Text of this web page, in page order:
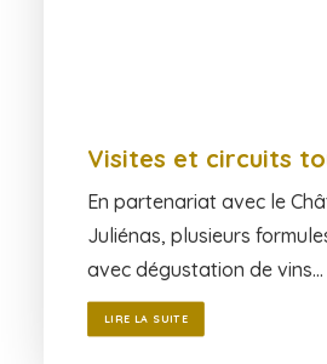
Visites et circuits
En partenariat avec le
Juliénas, plusieurs
avec dégustation de vins…
LIRE LA SUITE